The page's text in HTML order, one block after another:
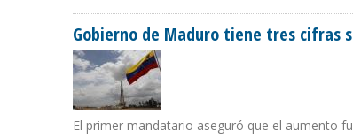
Gobierno de Maduro tiene tres cifras
El primer mandatario aseguró que el aumento